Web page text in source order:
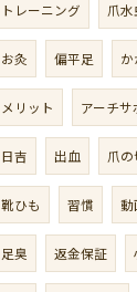
トレーニング 爪水
お灸 偏平足 か
メリット アーチサ
日吉 出血 爪の
靴ひも 習慣 動
足臭 返金保証